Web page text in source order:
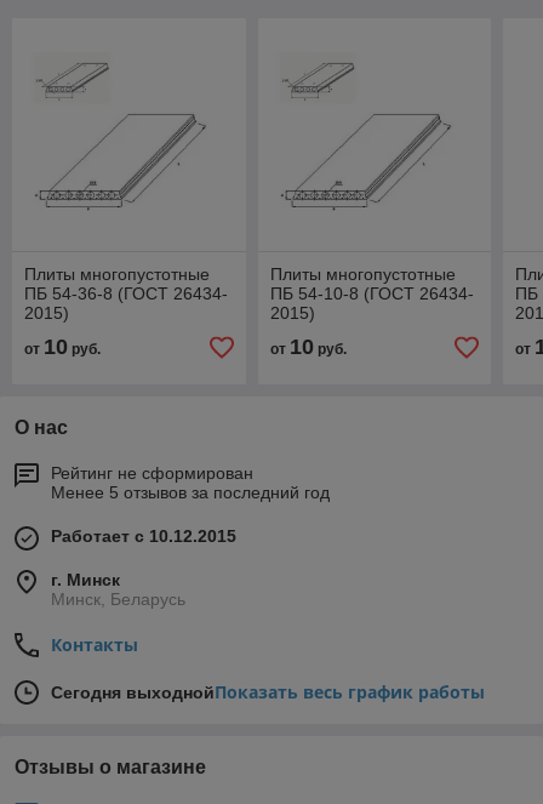
Плиты многопустотные
ПБ 54-36-8 (ГОСТ 26434-
2015)
от 10 руб.
Плиты многопустотные
ПБ 54-10-8 (ГОСТ 26434-
2015)
от 10руб.
ПБ
от
О нас
Рейтинг не сформирован
Менее 5 отзывов за последний год
Работает с 10.12.2015
г. Минск
Минск, Беларусь
Контакты
Сегодня выходнойПоказать весь график работы
Отзывы о магазине